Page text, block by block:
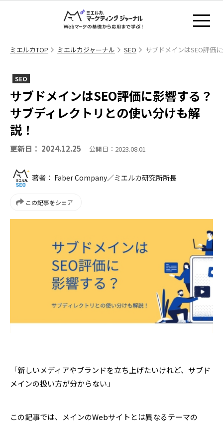
ミエルカTOP ミエルカジャーナル SEO サブドメインはSEO評価
SEO
サブドメインはSEO評価に影響する？
サブディレクトリとの使い分けも解
説！
更新日： 2024.12.25 公開日：2023.08.01
著者： Faber Company／ミエルカ研究所所長
この記事をシェア
「新しいメディアやブランドを立ち上げたいけれど、サブド
メインの扱い方が分からない」
この記事では、メインのWebサイトとは異なるテーマの